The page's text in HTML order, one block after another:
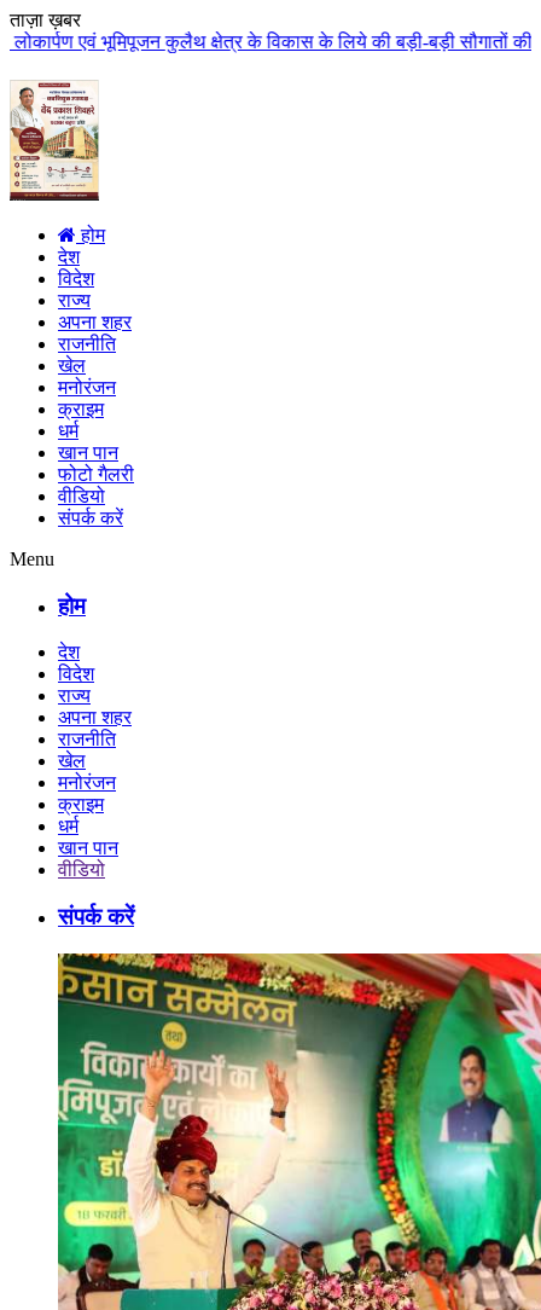
ताज़ा ख़बर
क्षेत्र के विकास के लिये की बड़ी-बड़ी सौगातों की घोषणा कुलैथ क्षेत्र की
होम
देश
विदेश
राज्य
अपना शहर
राजनीति
खेल
मनोरंजन
क्राइम
धर्म
खान पान
फोटो गैलरी
वीडियो
संपर्क करें
Menu
होम
देश
विदेश
राज्य
अपना शहर
राजनीति
खेल
मनोरंजन
क्राइम
धर्म
खान पान
वीडियो
संपर्क करें